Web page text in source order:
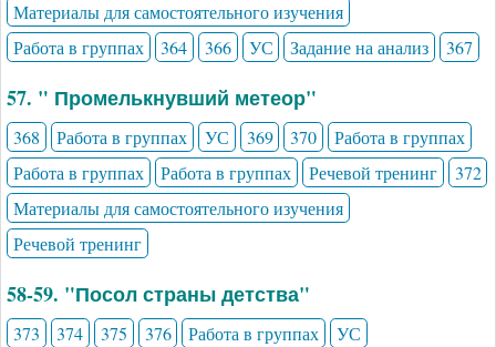
Материалы для самостоятельного изучения
Работа в группах
364 366 УС Задание на анализ 367
57. " Промелькнувший метеор"
368 Работа в группах УС 369 370
Работа в группах
Работа в группах
Работа в группах Речевой тренинг
372
Материалы для самостоятельного изучения
Речевой тренинг
58-59. "Посол страны детства"
373 374 375 376 Работа в группах
УС